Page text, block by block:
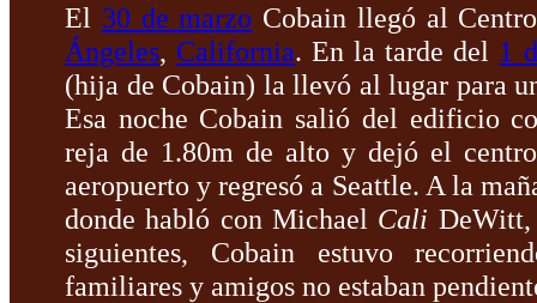
El 30 de marzo Cobain llegó al
Ángeles, California. En la tarde del 1
(hija de Cobain) la llevó al lugar para
Esa noche Cobain salió del edificio
reja de 1.80m de alto y dejó el
aeropuerto y regresó a Seattle. A la
donde habló con Michael Cali DeWitt,
siguientes, Cobain estuvo
familiares y amigos no estaban